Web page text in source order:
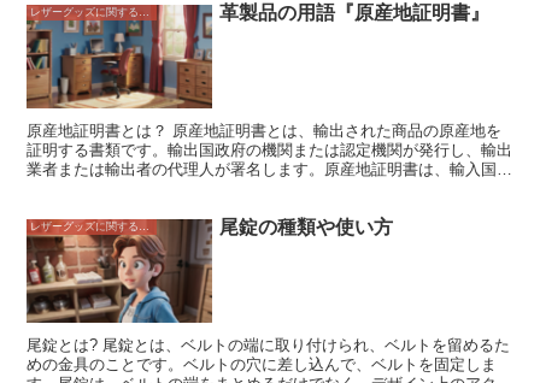
ングなどでも活躍します。 ショートブーツタイプは、雨の日のお出
かけや通勤・通学に適しています。 スニーカータイプは、カジュア
ルな服装に合わせやすく、雨の日でもおしゃれに過ごすことができま
す。 レイン シューズを選ぶ際には、まず、自分の用途に合ったタイ
プを選ぶことが大切です。 長靴タイプは、雨の日だけでなく、アウ
トドア活動やガーデニングなどでも活躍します。 ショートブーツタ
イプは、雨の日のお出かけや通勤・通学に適しています。 スニーカ
ータイプは、カジュアルな服装に合わせやすく、雨の日でもおしゃれ
に過ごすことができます。 また、レイン シューズを選ぶ際には、サ
イズよりもワンサイズ小さめのものを選ぶのがおすすめです。
革製品の用語『原産地証明書』
原産地証明書とは？ 原産地証明書とは、輸出された商品の原産地を
証明する書類です。輸出国政府の機関または認定機関が発行し、輸出
業者または輸出者の代理人が署名します。原産地証明書は、輸入国政
もあります。 原産地証明書の一般的な内容は、以下の通りです。 *
商品の輸出国 * 商品の輸入国 * 商品の原産地 * 商品の品目 * 商品の数
量 * 商品の価格 * 商品の重量 * 商品の包装 * 商品の輸出日 原産地証
明書は、輸出業者または輸出者の代理人が、輸出国政府の機関または
認定機関に申請して発行してもらいます。申請には、商品に関する情
報や輸出に関する情報などを記載した書類を提出する必要がありま
す。原産地証明書が発行されたら、輸出業者または輸出者の代理人
は、原産地証明書を輸入国政府の機関または認定機関に提出します。
尾錠の種類や使い方
尾錠とは? 尾錠とは、ベルトの端に取り付けられ、ベルトを留めるた
めの金具のことです。ベルトの穴に差し込んで、ベルトを固定しま